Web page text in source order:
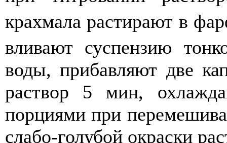
крахмала растирают в
вливают суспензию
воды, прибавляют две
раствор 5 мин,
порциями при
слабо-голубой окраски